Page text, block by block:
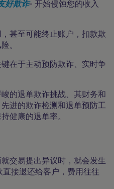
好欺诈- 开始侵蚀您的收入
甚至可能终止账户，扣款欺
。
键在于主动预防欺诈、实时争
的退单欺诈挑战、其财务和
进的欺诈检测和退单预防工
健康的退单率。
交易提出异议时，就会发生
直接退还给客户，费用往往